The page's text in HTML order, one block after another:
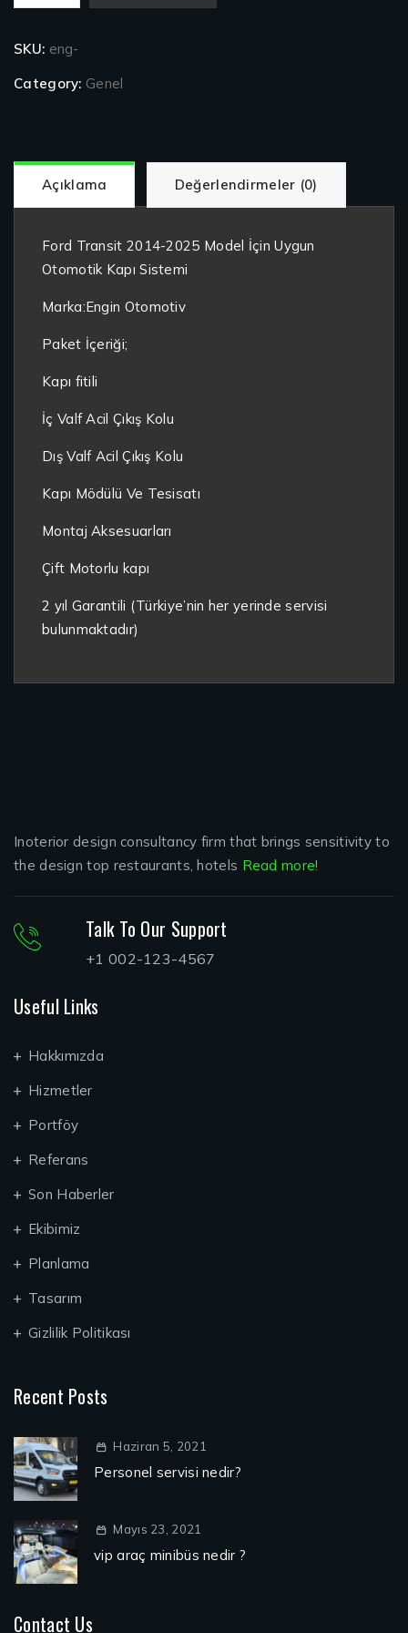
Taşıtı
Kapı
adet
SKU: eng-
Category: Genel
Açıklama Değerlendirmeler (0)
Ford Transit 2014-2025 Model İçin Uygun
Otomotik Kapı Sistemi
Marka:Engin Otomotiv
Paket İçeriği;
Kapı fitili
İç Valf Acil Çıkış Kolu
Dış Valf Acil Çıkış Kolu
Kapı Mödülü Ve Tesisatı
Montaj Aksesuarları
Çift Motorlu kapı
2 yıl Garantili (Türkiye’nin her yerinde servisi
bulunmaktadır)
Inoterior design consultancy firm that brings sensitivity to
the design top restaurants, hotels Read more!
Talk To Our Support
+1 002-123-4567
Useful Links
Hakkımızda
Hizmetler
Portföy
Referans
Son Haberler
Ekibimiz
Planlama
Tasarım
Gizlilik Politikası
Recent Posts
Haziran 5, 2021
Personel servisi nedir?
Mayıs 23, 2021
vip araç minibüs nedir ?
Contact Us